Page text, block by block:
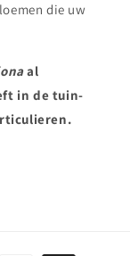
die uw
al
in de tuin-